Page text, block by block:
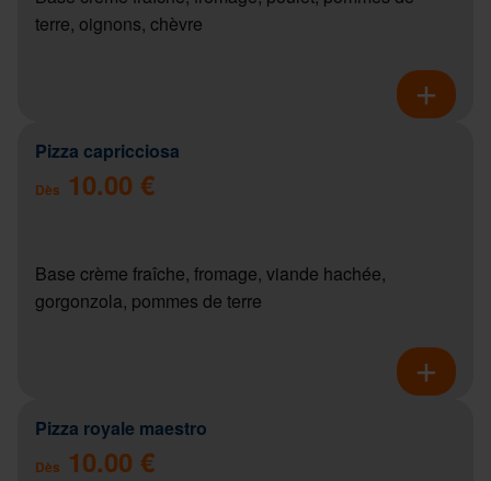
terre, oignons, chèvre
Pizza capricciosa
Dès 10.00 €
Base crème fraîche, fromage, viande hachée,
gorgonzola, pommes de terre
Pizza royale maestro
Dès 10.00 €